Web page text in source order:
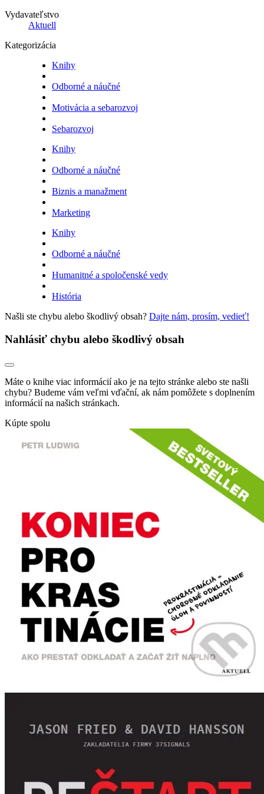
Vydavateľstvo
Aktuell
Kategorizácia
Knihy
Odborné a náučné
Motivácia a sebarozvoj
Sebarozvoj
Knihy
Odborné a náučné
Biznis a manažment
Marketing
Knihy
Odborné a náučné
Humanitné a spoločenské vedy
História
Našli ste chybu alebo škodlivý obsah? Dajte nám, prosím, vedieť!
Nahlásiť chybu alebo škodlivý obsah
Máte o knihe viac informácií ako je na tejto stránke alebo ste našli
chybu? Budeme vám veľmi vďační, ak nám pomôžete s doplnením
informácií na našich stránkach.
Kúpte spolu